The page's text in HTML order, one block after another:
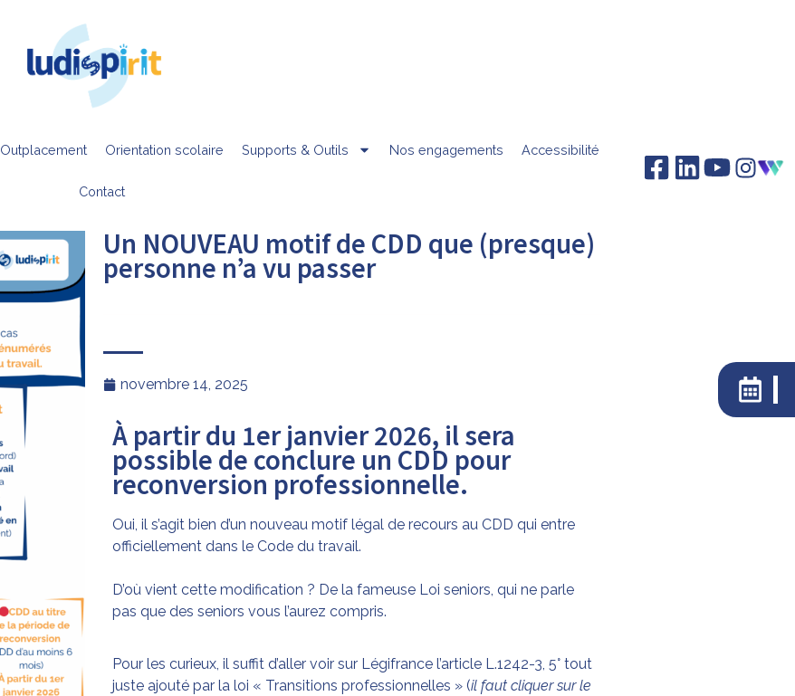
Outplacement Orientation scolaire Supports & Outils Nos engagements Accessibilité
Contact
Un NOUVEAU motif de CDD que (presque)
personne n’a vu passer
novembre 14, 2025
À partir du 1er janvier 2026, il sera
possible de conclure un CDD pour
reconversion professionnelle.
Oui, il s’agit bien d’un nouveau motif légal de recours au CDD qui entre
officiellement dans le Code du travail.
D’où vient cette modification ? De la fameuse Loi seniors, qui ne parle
pas que des seniors vous l’aurez compris.
Pour les curieux, il suffit d’aller voir sur Légifrance l’article L.1242-3, 5° tout
juste ajouté par la loi « Transitions professionnelles » (il faut cliquer sur le